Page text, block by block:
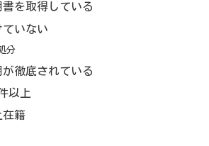
を取得している
いない
分
徹底されている
以上
在籍